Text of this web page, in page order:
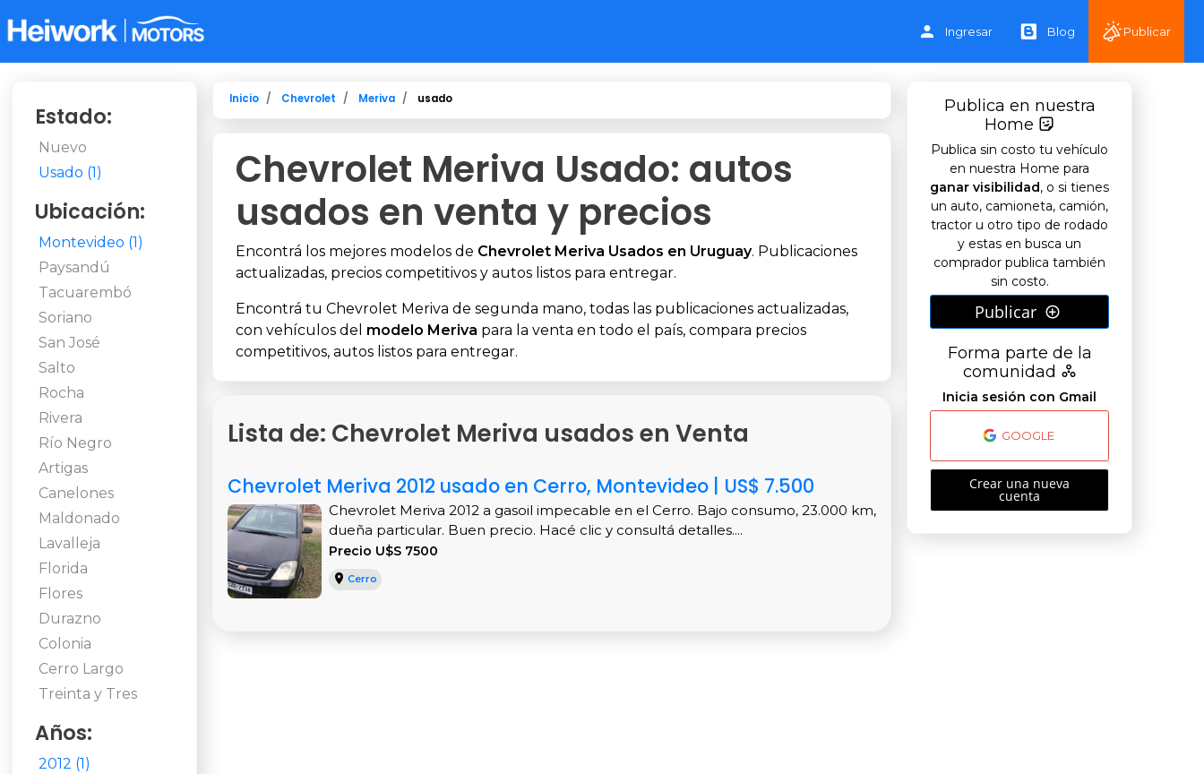
Ingresar Blog Publicar
Estado:
Nuevo
Usado (1)
Ubicación:
Montevideo (1)
Paysandú
Tacuarembó
Soriano
San José
Salto
Rocha
Rivera
Río Negro
Artigas
Canelones
Maldonado
Lavalleja
Florida
Flores
Durazno
Colonia
Cerro Largo
Treinta y Tres
Años:
2012 (1)
Inicio Chevrolet Meriva usado
Chevrolet Meriva Usado: autos
usados en venta y precios
Encontrá los mejores modelos de Chevrolet Meriva Usados en Uruguay. Publicaciones
actualizadas, precios competitivos y autos listos para entregar.
Encontrá tu Chevrolet Meriva de segunda mano, todas las publicaciones actualizadas,
con vehículos del modelo Meriva para la venta en todo el país, compara precios
competitivos, autos listos para entregar.
Lista de: Chevrolet Meriva usados en Venta
Chevrolet Meriva 2012 usado en Cerro, Montevideo | US$ 7.500
Chevrolet Meriva 2012 a gasoil impecable en el Cerro. Bajo consumo, 23.000 km,
dueña particular. Buen precio. Hacé clic y consultá detalles....
Precio U$S 7500
Cerro
Publica en nuestra
Home
Publica sin costo tu vehículo
en nuestra Home para
ganar visibilidad, o si tienes
un auto, camioneta, camión,
tractor u otro tipo de rodado
y estas en busca un
comprador publica también
sin costo.
Publicar
Forma parte de la
comunidad
Inicia sesión con Gmail
GOOGLE
Crear una nueva
cuenta